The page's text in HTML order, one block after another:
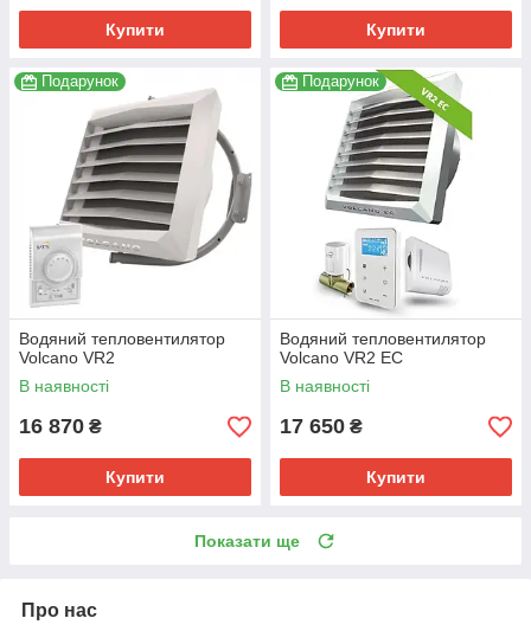
Купити Купити
Подарунок
Водяний тепловентилятор
Volcano VR2
В наявності
16 870 ₴
Купити
Подарунок
Водяний тепловентилятор
Volcano VR2 ЕС
В наявності
17 650 ₴
Купити
Показати ще
Про нас